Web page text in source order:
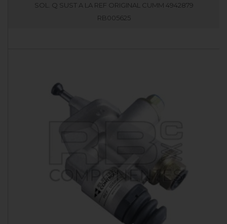
SOL. Q SUST A LA REF ORIGINAL CUMM 4942879
RB005625